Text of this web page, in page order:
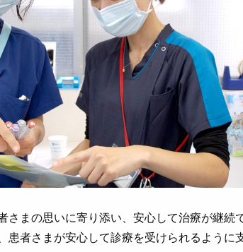
まの思いに寄り添い、安心して治療が継続
者さまが安心して診療を受けられるように